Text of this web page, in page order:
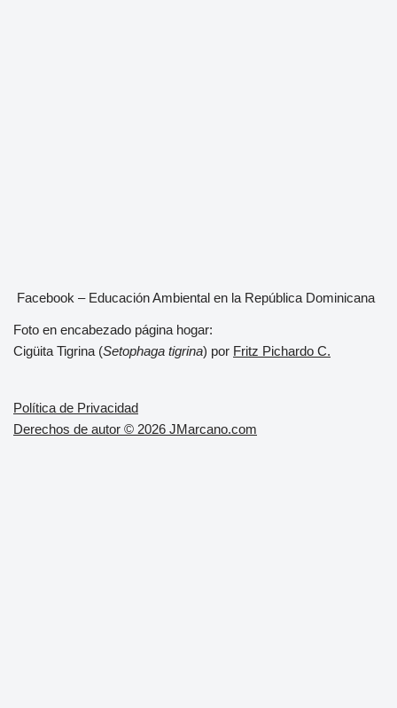
Facebook – Educación Ambiental en la República Dominicana
Foto en encabezado página hogar:
Cigüita Tigrina (Setophaga tigrina) por Fritz Pichardo C.
Política de Privacidad
Derechos de autor © 2026 JMarcano.com